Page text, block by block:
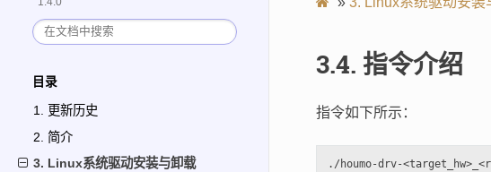
目录
1. 更新历史
2. 简介
3. Linux系统驱动安装与卸载
3.4. 指令介绍
指令如下所示：